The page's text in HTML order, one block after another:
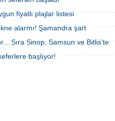
fiyatlı plajlar listesi
alarmı! Şamandra şart
Sıra Sinop, Samsun ve Bitlis'te
başlıyor!